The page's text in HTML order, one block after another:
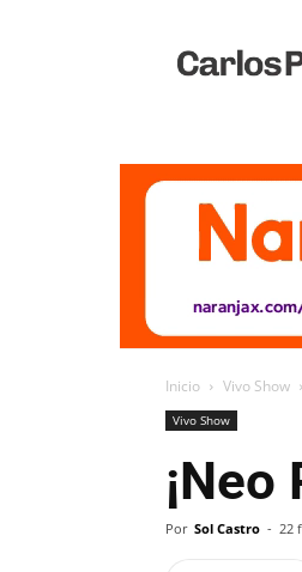
Vivo
Inicio Vivo Show
Vivo Show
Por Sol Castro - 22